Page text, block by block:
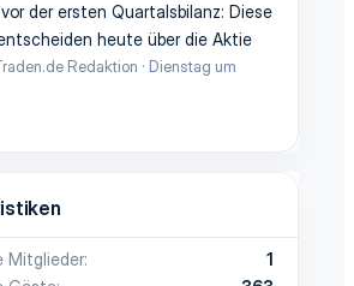
der ersten Quartalsbilanz: Diese
heute über die Aktie
Redaktion
Dienstag um
Mitglieder
1